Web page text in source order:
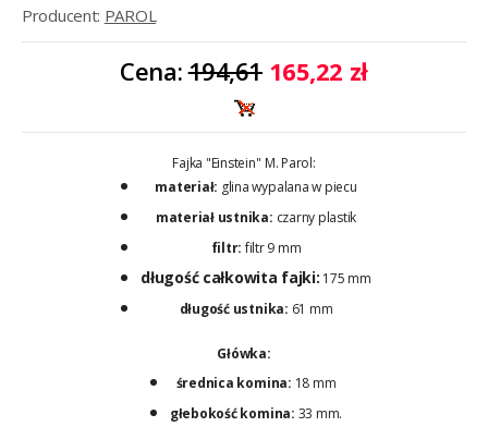
Producent: PAROL
Cena:194,61 165,22 zł
Fajka "Einstein'' M. Parol:
materiał: glina wypalana w piecu
materiał ustnika: czarny plastik
filtr:filtr 9 mm
długość całkowita fajki: 175 mm
długość ustnika: 61 mm
Główka:
średnica komina: 18 mm
głebokość komina: 33 mm.